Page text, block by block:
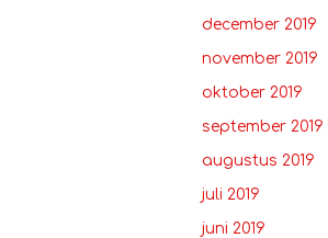
december 2019
november 2019
oktober 2019
september 2019
augustus 2019
juli 2019
juni 2019